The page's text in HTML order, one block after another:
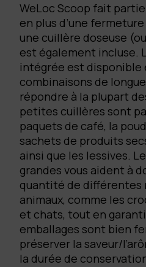
WeLoc Scoop fait
en plus d’une
une cuillère doseuse
est également incluse.
intégrée est disponible
combinaisons de
répondre à la plupart
petites cuillères sont
paquets de café, la
sachets de produits
ainsi que les lessives.
grandes vous aident à
quantité de différentes
animaux, comme les
et chats, tout en
emballages sont bien
préserver la saveur/
la durée de